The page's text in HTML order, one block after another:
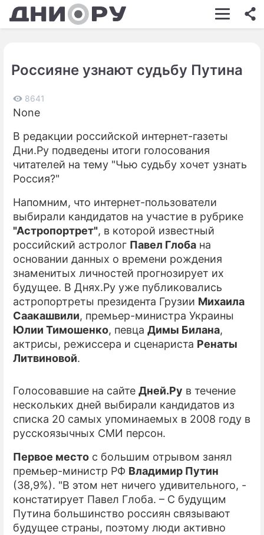
ШОУ-БИЗНЕС
КИНО
ЭКОНОМИКА
ПРОИСШЕСТВИЯ
СТИЛЬ ЖИЗНИ
СЕРИАЛЫ
ИГРЫ
ПРЕСС-РЕЛИЗЫ
О ПРОЕКТЕ
Россияне узнают судьбу Путина
8641
None
В редакции российской интернет-газеты
Дни.Ру подведены итоги голосования
читателей на тему "Чью судьбу хочет узнать
Россия?"
Напомним, что интернет-пользователи
выбирали кандидатов на участие в рубрике
"Астропортрет", в которой известный
российский астролог Павел Глоба на
основании данных о времени рождения
знаменитых личностей прогнозирует их
будущее. В Днях.Ру уже публиковались
астропортреты президента Грузии Михаила
Саакашвили, премьер-министра Украины
Юлии Тимошенко, певца Димы Билана,
актрисы, режиссера и сценариста Ренаты
Литвиновой.
Голосовавшие на сайте Дней.Ру в течение
нескольких дней выбирали кандидатов из
списка 20 самых упоминаемых в 2008 году в
русскоязычных СМИ персон.
Первое место с большим отрывом занял
премьер-министр РФ Владимир Путин
(38,9%). "В этом нет ничего удивительного, -
констатирует Павел Глоба. – С будущим
Путина большинство россиян связывают
будущее страны, поэтому люди активно